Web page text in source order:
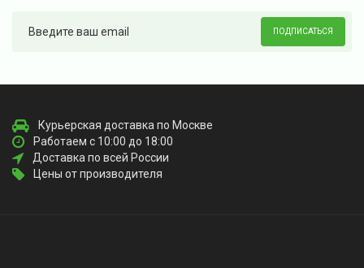
ПОДПИСАТЬСЯ
Курьерская доставка по Москве
Работаем с 10:00 до 18:00
Доставка по всей России
Цены от производителя